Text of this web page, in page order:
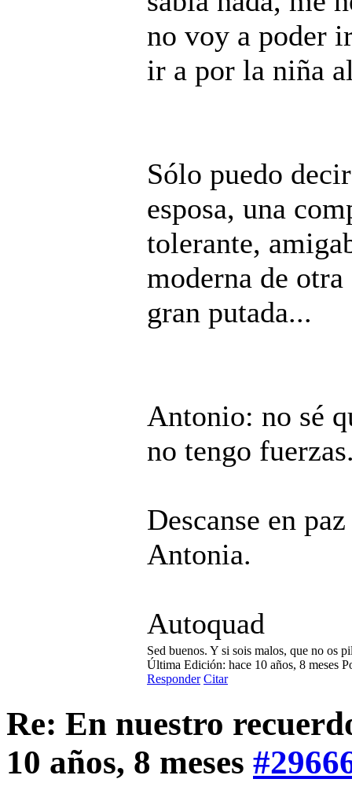
no voy a poder
ir a por la niña
Sólo puedo
esposa, una
tolerante,
moderna de
gran putada...
Antonio: no sé
no tengo
Descanse en
Antonia.
Autoquad
Sed buenos. Y si sois malos, que no os
Última Edición: hace 10 años, 8 meses
Responder Citar
Re: En nuestro
10 años, 8 meses